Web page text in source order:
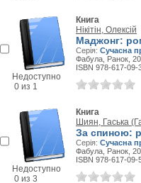
Недоступно
0 из 1
Книга
Нікітін, Олексій
Маджонг:
Серія: Сучасна
Фабула, Ранок,
ISBN 978-617-09-
Недоступно
0 из 3
Книга
Шиян, Гаська
За спиною:
Серія: Сучасна
Фабула, Ранок,
ISBN 978-617-09-